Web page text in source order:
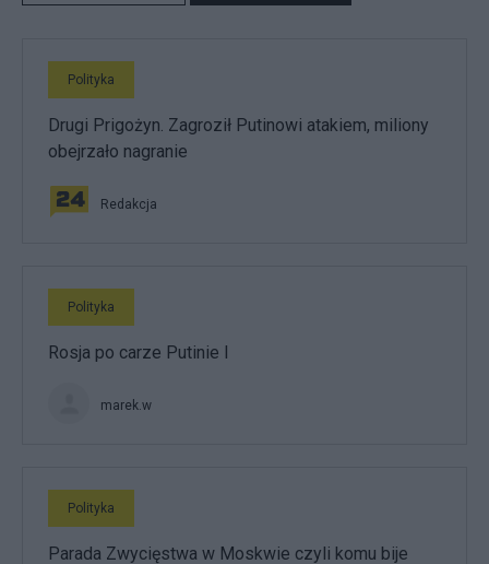
Polityka
Drugi Prigożyn. Zagroził Putinowi atakiem, miliony
obejrzało nagranie
Redakcja
Polityka
Rosja po carze Putinie I
marek.w
Polityka
Parada Zwycięstwa w Moskwie czyli komu bije